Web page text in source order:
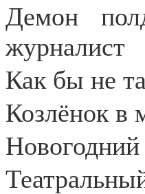
Демон
журналист
Как бы не
Козлёнок в